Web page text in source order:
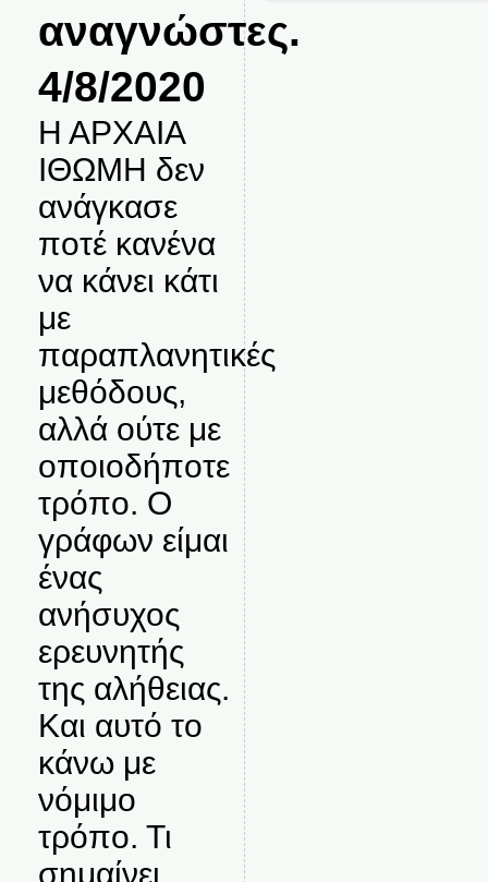
αναγνώστες.
4/8/2020
Η ΑΡΧΑΙΑ
ΙΘΩΜΗ δεν
ανάγκασε
ποτέ κανένα
να κάνει κάτι
με
παραπλανητικές
μεθόδους,
αλλά ούτε με
οποιοδήποτε
τρόπο. Ο
γράφων είμαι
ένας
ανήσυχος
ερευνητής
της αλήθειας.
Και αυτό το
κάνω με
νόμιμο
τρόπο. Τι
σημαίνει